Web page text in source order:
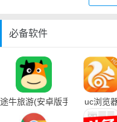
必备软件
途牛旅游(安卓版手机下载)
uc浏览